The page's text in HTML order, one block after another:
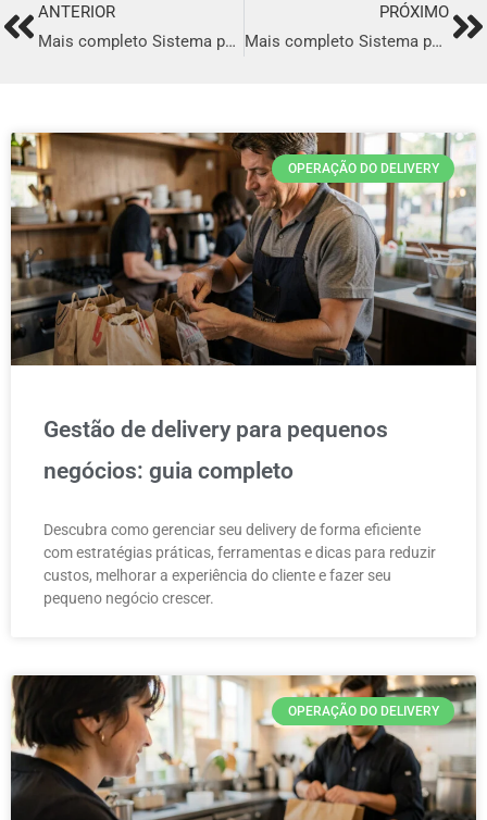
PrevANTERIOR
Mais completo Sistema para Delivery em Araripina
PRÓXIMO
Mais completo Sistema para Delivery em Cruzeiro
OPERAÇÃO DO DELIVERY
Gestão de delivery para pequenos
negócios: guia completo
Descubra como gerenciar seu delivery de forma eficiente
com estratégias práticas, ferramentas e dicas para reduzir
custos, melhorar a experiência do cliente e fazer seu
pequeno negócio crescer.
OPERAÇÃO DO DELIVERY